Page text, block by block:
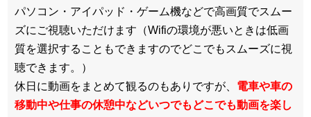
パソコン・アイパッド・ゲーム機などで高画質でスムー
ズにご視聴いただけます（Wifiの環境が悪いときは低画
質を選択することもできますのでどこでもスムーズに視
聴できます。）
休日に動画をまとめて観るのもありですが、 電車や車の
移動中や仕事の休憩中などいつでもどこでも動画を楽し